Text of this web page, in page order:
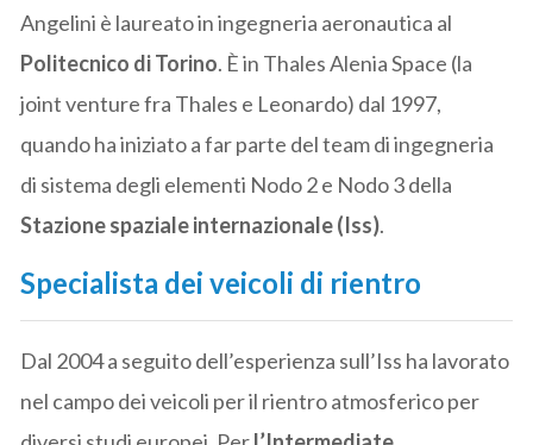
Angelini è laureato in ingegneria aeronautica al
Politecnico di Torino. È in Thales Alenia Space (la
joint venture fra Thales e Leonardo) dal 1997,
quando ha iniziato a far parte del team di ingegneria
di sistema degli elementi Nodo 2 e Nodo 3 della
Stazione spaziale internazionale (Iss).
Specialista dei veicoli di rientro
Dal 2004 a seguito dell’esperienza sull’Iss ha lavorato
nel campo dei veicoli per il rientro atmosferico per